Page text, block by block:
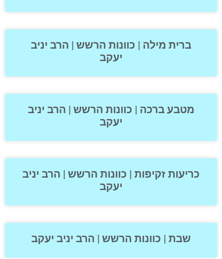
ברית מילה | כוונות הרשש | הרב יניב
יעקב
מטבע ברכה | כוונות הרשש | הרב יניב
יעקב
כריעות זקיפות | כוונות הרשש | הרב יניב
יעקב
שבת | כוונות הרשש | הרב יניב יעקב